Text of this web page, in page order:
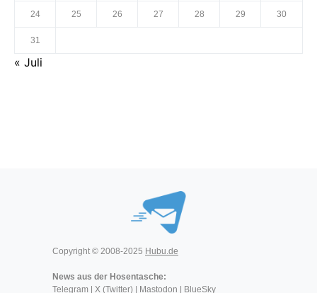
24 25 26 27 28 29 30
31
« Juli
Copyright © 2008-2025 Hubu.de
News aus der Hosentasche:
Telegram
X (Twitter) Mastodon BlueSky